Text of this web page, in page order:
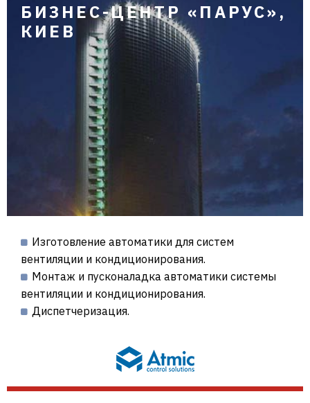
БИЗНЕС-ЦЕНТР «ПАРУС»,
КИЕВ
Изготовление автоматики для систем
вентиляции и кондиционирования.
Монтаж и пусконаладка автоматики системы
вентиляции и кондиционирования.
Диспетчеризация.